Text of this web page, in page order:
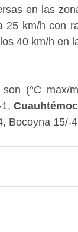
en las
25 km/h con
40 km/h en
(°C max/
1,
Bocoyna 15/-